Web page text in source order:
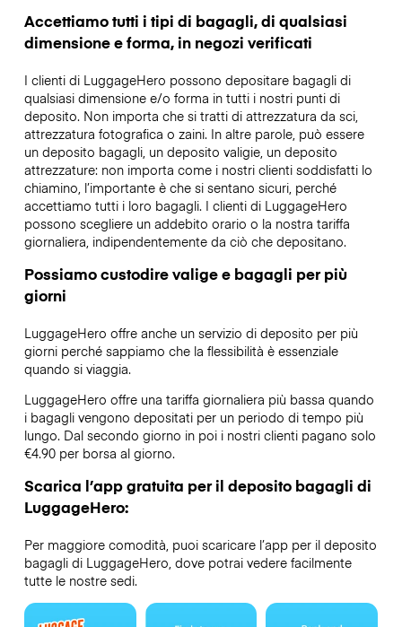
Accettiamo tutti i tipi di bagagli, di qualsiasi
dimensione e forma, in negozi verificati
I clienti di LuggageHero possono depositare bagagli di
qualsiasi dimensione e/o forma in tutti i nostri punti di
deposito. Non importa che si tratti di attrezzatura da sci,
attrezzatura fotografica o zaini. In altre parole, può essere
un deposito bagagli, un deposito valigie, un deposito
attrezzature: non importa come i nostri clienti soddisfatti lo
chiamino, l’importante è che si sentano sicuri, perché
accettiamo tutti i loro bagagli. I clienti di LuggageHero
possono scegliere un addebito orario o la nostra tariffa
giornaliera, indipendentemente da ciò che depositano.
Possiamo custodire valige e bagagli per più
giorni
LuggageHero offre anche un servizio di deposito per più
giorni perché sappiamo che la flessibilità è essenziale
quando si viaggia.
LuggageHero offre una tariffa giornaliera più bassa quando
i bagagli vengono depositati per un periodo di tempo più
lungo. Dal secondo giorno in poi i nostri clienti pagano solo
€4.90 per borsa al giorno.
Scarica l’app gratuita per il deposito bagagli di
LuggageHero:
Per maggiore comodità, puoi scaricare l’app per il deposito
bagagli di LuggageHero, dove potrai vedere facilmente
tutte le nostre sedi.